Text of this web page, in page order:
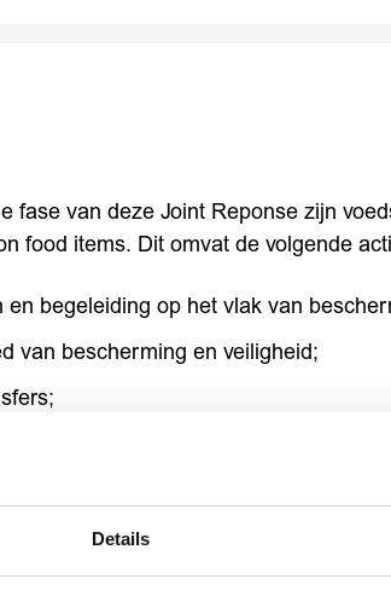
Details
fase van deze Joint Reponse zijn
food items. Dit omvat de volgende
begeleiding op het vlak van
van bescherming en veiligheid;
voedselbehoeften;
food items.